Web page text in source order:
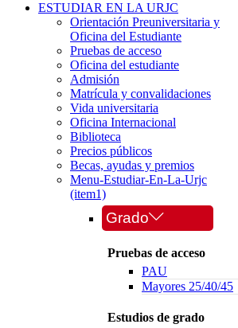
ESTUDIAR EN LA URJC
Orientación Preuniversitaria y
Oficina del Estudiante
Pruebas de acceso
Oficina del estudiante
Admisión
Matrícula y convalidaciones
Vida universitaria
Oficina Internacional
Biblioteca
Precios públicos
Becas, ayudas y premios
Menu-Estudiar-En-La-Urjc
(item1)
Grado
Pruebas de acceso
PAU
Mayores 25/40/45
Estudios de grado